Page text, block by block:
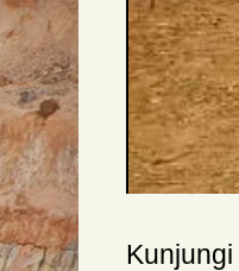
Kunjungi